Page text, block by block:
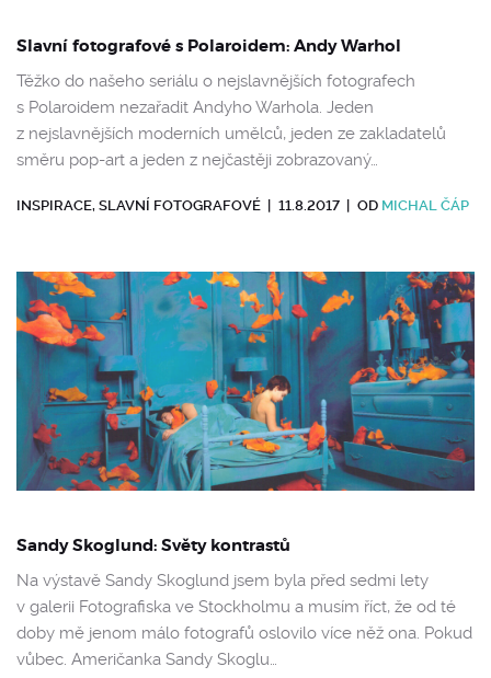
Slavní fotografové s Polaroidem: Andy Warhol
Těžko do našeho seriálu o nejslavnějších fotografech
s Polaroidem nezařadit Andyho Warhola. Jeden
z nejslavnějších moderních umělců, jeden ze zakladatelů
směru pop-art a jeden z nejčastěji zobrazovaný…
INSPIRACE, SLAVNÍ FOTOGRAFOVÉ | 11.8.2017 | OD MICHAL ČÁP
Sandy Skoglund: Světy kontrastů
Na výstavě Sandy Skoglund jsem byla před sedmi lety
v galerii Fotografiska ve Stockholmu a musím říct, že od té
doby mě jenom málo fotografů oslovilo více něž ona. Pokud
vůbec. Američanka Sandy Skoglu…